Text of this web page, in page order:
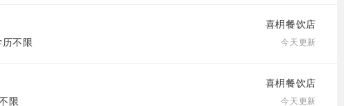
喜枂餐饮店
今天更新
不限
喜枂餐饮店
今天更新
限